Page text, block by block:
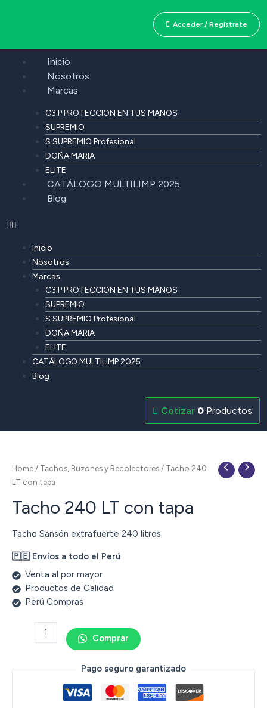
Acceder / Regístrate
Inicio
Nosotros
Marcas
C3 P PROTECCION EN TUS MANOS
SUPREMIO
S SUPREMIO Profesional
DOÑA MARIA
ELITE
CATÁLOGO MULTILIMP 2025
Blog
Inicio
Nosotros
Marcas
C3 P PROTECCION EN TUS MANOS
SUPREMIO
S SUPREMIO Profesional
DOÑA MARIA
ELITE
CATÁLOGO MULTILIMP 2025
Blog
0 Productos
Home / Tachos, Buzones y Recolectores / Tacho 240
LT con tapa
Tacho 240 LT con tapa
Tacho Sansón extrafuerte 240 litros
🇵🇪 Envíos a todo el Perú
Venta al por mayor
Productos de Calidad
Perú Compras
Comprar
Pago seguro garantizado